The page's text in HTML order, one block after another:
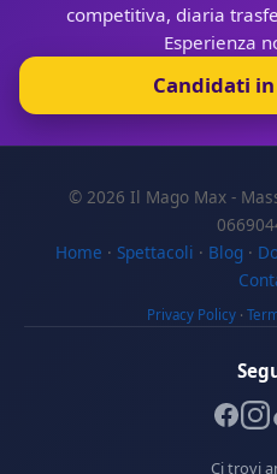
competitiva, diaria
Esperienza
Candidati
© 2026 Il Mago Max -
Home · Spettacoli · Blog ·
Privacy Policy·
Ci trovi